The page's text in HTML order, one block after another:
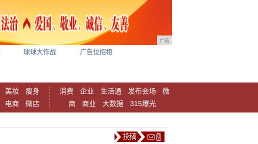
广告
球球大作战 广告位招租
美妆
瘦身
电商 微店
消费 企业 生活通 发布会场
微
商
商业 大数据 315爆光